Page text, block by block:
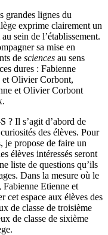
grandes lignes du
exprime clairement un
sein de l’établissement.
sa mise en
de sciences au sens
dures : Fabienne
et Olivier Corbont,
et Olivier Corbont
? Il s’agit d’abord de
des élèves. Pour
je propose de faire un
élèves intéressés seront
liste de questions qu’ils
Dans la mesure où le
Fabienne Etienne et
cet espace aux élèves des
de classe de troisième
de classe de sixième